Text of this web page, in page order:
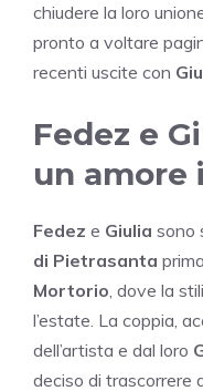
chiudere la loro
pronto a voltare
recenti uscite con
Fedez e
un amore
Fedez e Giulia sono
di Pietrasanta
Mortorio, dove la
l’estate. La coppia,
dell’artista e dal loro
deciso di trascorrere